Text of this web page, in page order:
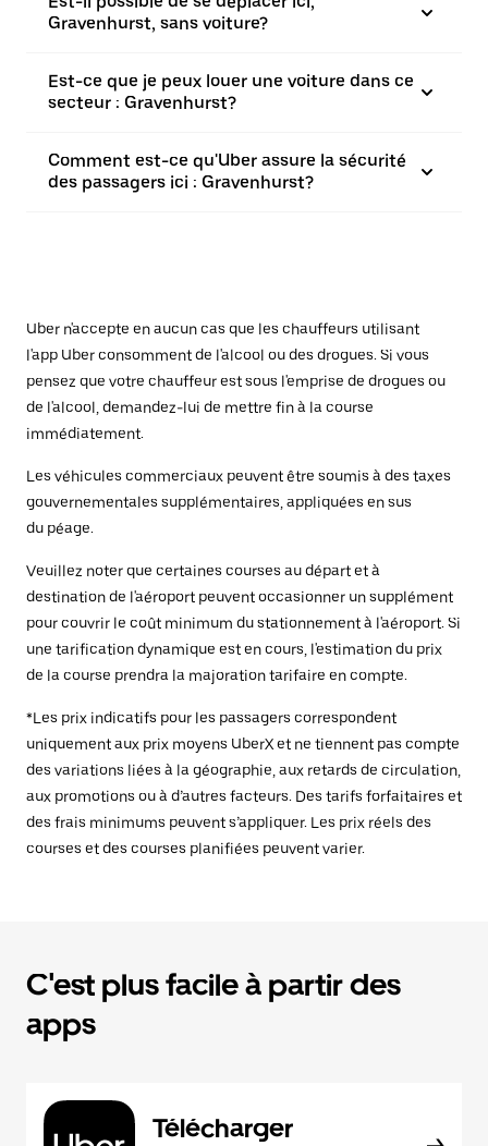
Gravenhurst, sans voiture?
Est-ce que je peux louer une voiture dans ce
secteur : Gravenhurst?
Comment est-ce qu'Uber assure la sécurité
des passagers ici : Gravenhurst?
Uber n'accepte en aucun cas que les chauffeurs utilisant
l'app Uber consomment de l'alcool ou des drogues. Si vous
pensez que votre chauffeur est sous l'emprise de drogues ou
de l'alcool, demandez-lui de mettre fin à la course
immédiatement.
Les véhicules commerciaux peuvent être soumis à des taxes
gouvernementales supplémentaires, appliquées en sus
du péage.
Veuillez noter que certaines courses au départ et à
destination de l'aéroport peuvent occasionner un supplément
pour couvrir le coût minimum du stationnement à l'aéroport. Si
une tarification dynamique est en cours, l'estimation du prix
de la course prendra la majoration tarifaire en compte.
*Les prix indicatifs pour les passagers correspondent
uniquement aux prix moyens UberX et ne tiennent pas compte
des variations liées à la géographie, aux retards de circulation,
aux promotions ou à d’autres facteurs. Des tarifs forfaitaires et
des frais minimums peuvent s’appliquer. Les prix réels des
courses et des courses planifiées peuvent varier.
C'est plus facile à partir des
apps
Télécharger